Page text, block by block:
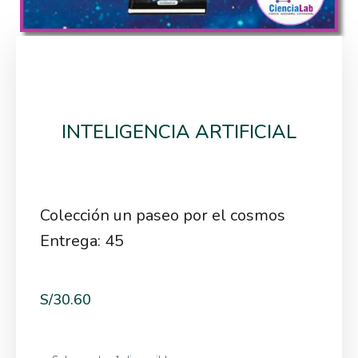
INTELIGENCIA ARTIFICIAL
Colección un paseo por el cosmos
Entrega: 45
S/30.60